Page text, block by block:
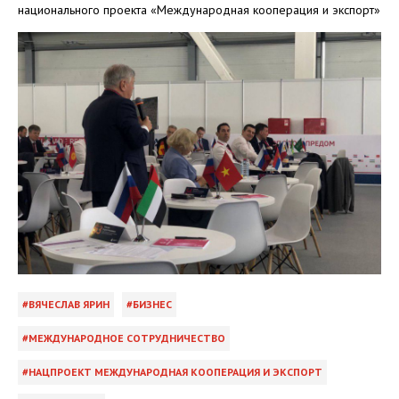
национального проекта «Международная кооперация и экспорт»
ВЯЧЕСЛАВ ЯРИН БИЗНЕС
МЕЖДУНАРОДНОЕ СОТРУДНИЧЕСТВО
НАЦПРОЕКТ МЕЖДУНАРОДНАЯ КООПЕРАЦИЯ И ЭКСПОРТ